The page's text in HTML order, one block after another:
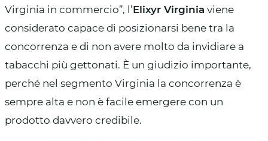
Virginia in commercio”, l’Elixyr Virginia viene
considerato capace di posizionarsi bene tra la
concorrenza e di non avere molto da invidiare a
tabacchi più gettonati. È un giudizio importante,
perché nel segmento Virginia la concorrenza è
sempre alta e non è facile emergere con un
prodotto davvero credibile.